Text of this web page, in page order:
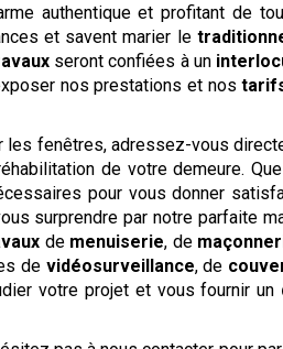
authentique et profitant de
et savent marier le
seront confiées à un
nos prestations et nos
les fenêtres, adressez-vous
de votre demeure.
pour vous donner
surprendre par notre parfaite
de menuiserie, de
de vidéosurveillance, de
votre projet et vous fournir un